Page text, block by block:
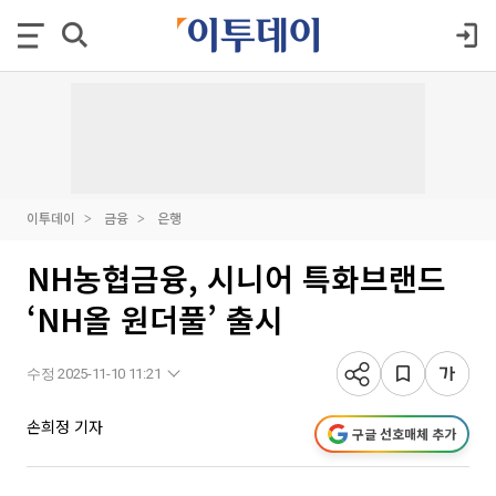
이투데이 금융 은행
NH농협금융, 시니어 특화브랜드
‘NH올 원더풀’ 출시
수정 2025-11-10 11:21
손희정 기자 구글 선호매체 추가